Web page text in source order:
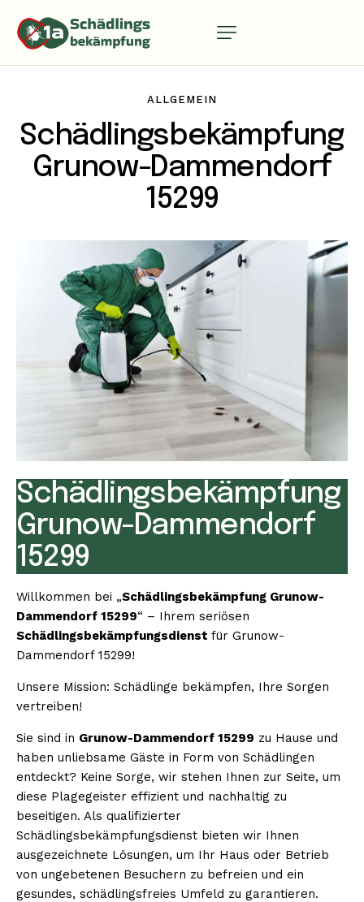
ALLGEMEIN
Schädlingsbekämpfung
Grunow-Dammendorf
15299
Schädlingsbekämpfung
Grunow-Dammendorf
15299
Willkommen bei „Schädlingsbekämpfung Grunow-
Dammendorf 15299“ – Ihrem seriösen
Schädlingsbekämpfungsdienst für Grunow-
Dammendorf 15299!
Unsere Mission: Schädlinge bekämpfen, Ihre Sorgen
vertreiben!
Sie sind in Grunow-Dammendorf 15299 zu Hause und
haben unliebsame Gäste in Form von Schädlingen
entdeckt? Keine Sorge, wir stehen Ihnen zur Seite, um
diese Plagegeister effizient und nachhaltig zu
beseitigen. Als qualifizierter
Schädlingsbekämpfungsdienst bieten wir Ihnen
ausgezeichnete Lösungen, um Ihr Haus oder Betrieb
von ungebetenen Besuchern zu befreien und ein
gesundes, schädlingsfreies Umfeld zu garantieren.